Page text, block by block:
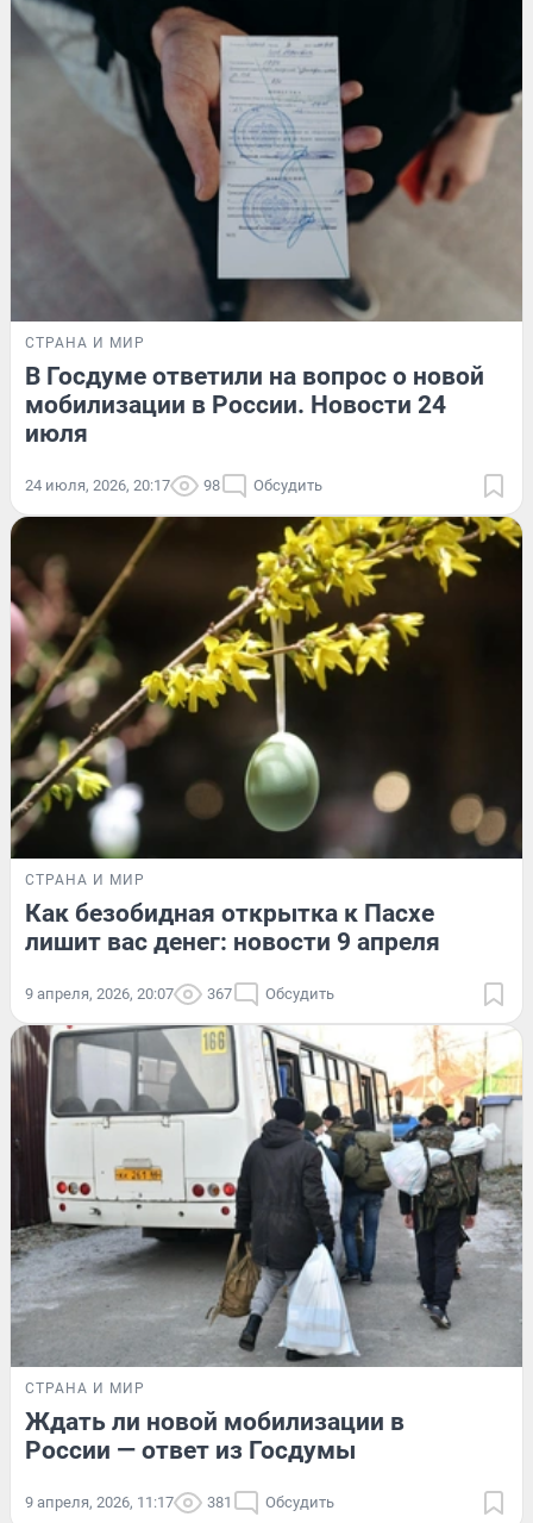
СТРАНА И МИР
В Госдуме ответили на вопрос о новой
мобилизации в России. Новости 24
июля
24 июля, 2026, 20:17 98 Обсудить
СТРАНА И МИР
Как безобидная открытка к Пасхе
лишит вас денег: новости 9 апреля
9 апреля, 2026, 20:07 367 Обсудить
СТРАНА И МИР
Ждать ли новой мобилизации в
России — ответ из Госдумы
9 апреля, 2026, 11:17 381 Обсудить